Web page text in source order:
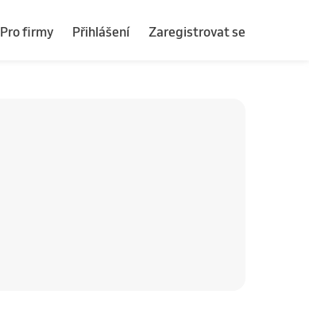
Pro firmy Přihlášení Zaregistrovat se